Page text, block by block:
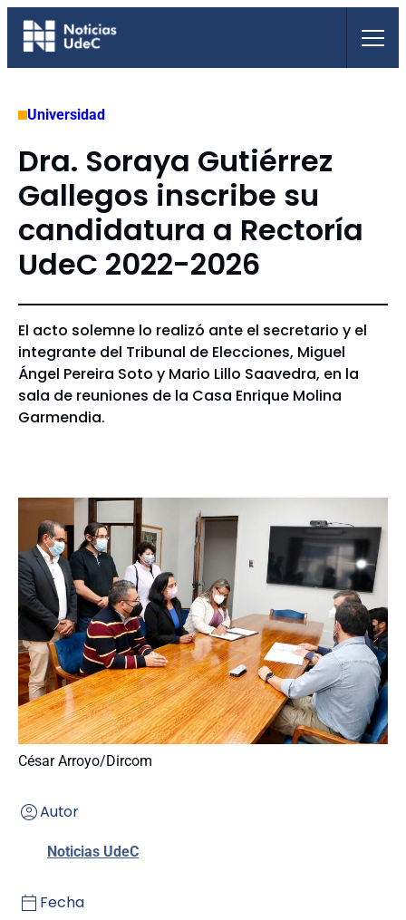
Saltar
Universidad
Dra. Soraya Gutiérrez
Gallegos inscribe su
candidatura a Rectoría
UdeC 2022-2026
El acto solemne lo realizó ante el secretario y el
integrante del Tribunal de Elecciones, Miguel
Ángel Pereira Soto y Mario Lillo Saavedra, en la
sala de reuniones de la Casa Enrique Molina
Garmendia.
César Arroyo/Dircom
Autor
Noticias UdeC
Fecha